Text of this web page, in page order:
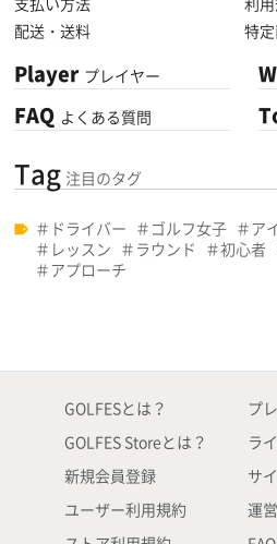
配送・送料
特
Player プレイヤー
FAQ よくある質問
Tag 注目のタグ
ドライバー ゴルフ女子 ア
レッスン
ラウンド 初心者
アプローチ
GOLFESとは？
GOLFES Storeとは？
新規会員登録
ユーザー利用規約
プ
ラ
サ
運